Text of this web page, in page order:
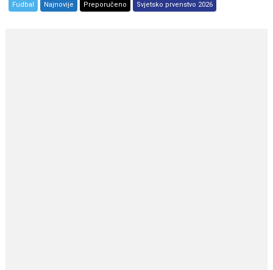
Fudbal Najnovije Preporučeno Svjetsko prvenstvo 2026